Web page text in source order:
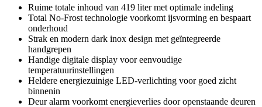
Ruime totale inhoud van 419 liter met optimale indeling
Total No-Frost technologie voorkomt ijsvorming en bespaart
onderhoud
Strak en modern dark inox design met geïntegreerde
handgrepen
Handige digitale display voor eenvoudige
temperatuurinstellingen
Heldere energiezuinige LED-verlichting voor goed zicht
binnenin
Deur alarm voorkomt energieverlies door openstaande deuren